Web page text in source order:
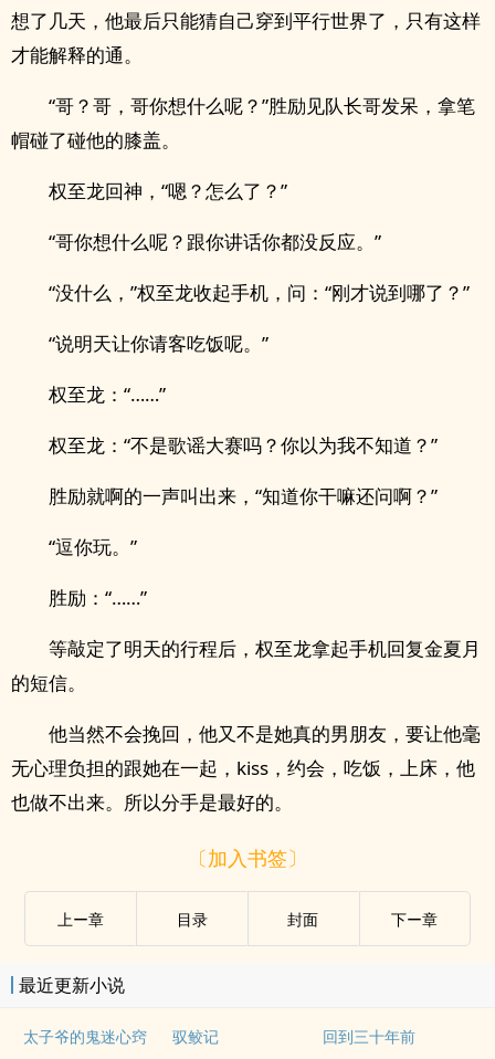
想了几天，他最后只能猜自己穿到平行世界了，只有这样
才能解释的通。
“哥？哥，哥你想什么呢？”胜励见队长哥发呆，拿笔
帽碰了碰他的膝盖。
权至龙回神，“嗯？怎么了？”
“哥你想什么呢？跟你讲话你都没反应。”
“没什么，”权至龙收起手机，问：“刚才说到哪了？”
“说明天让你请客吃饭呢。”
权至龙：“……”
权至龙：“不是歌谣大赛吗？你以为我不知道？”
胜励就啊的一声叫出来，“知道你干嘛还问啊？”
“逗你玩。”
胜励：“……”
等敲定了明天的行程后，权至龙拿起手机回复金夏月
的短信。
他当然不会挽回，他又不是她真的男朋友，要让他毫
无心理负担的跟她在一起，kiss，约会，吃饭，上床，他
也做不出来。所以分手是最好的。
〔加入书签〕
上ー章 目录 封面 下ー章
最近更新小说
太子爷的鬼迷心窍 驭鲛记 回到三十年前